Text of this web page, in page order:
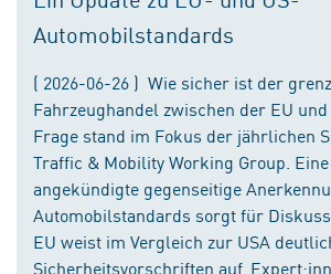
Automobilstandards
( 2026-06-26 ) Wie sicher ist der
Fahrzeughandel zwischen der EU und
Frage stand im Fokus der jährlichen
Traffic & Mobility Working Group.
angekündigte gegenseitige
Automobilstandards sorgt für
EU weist im Vergleich zur USA
Sicherheitsvorschriften auf.